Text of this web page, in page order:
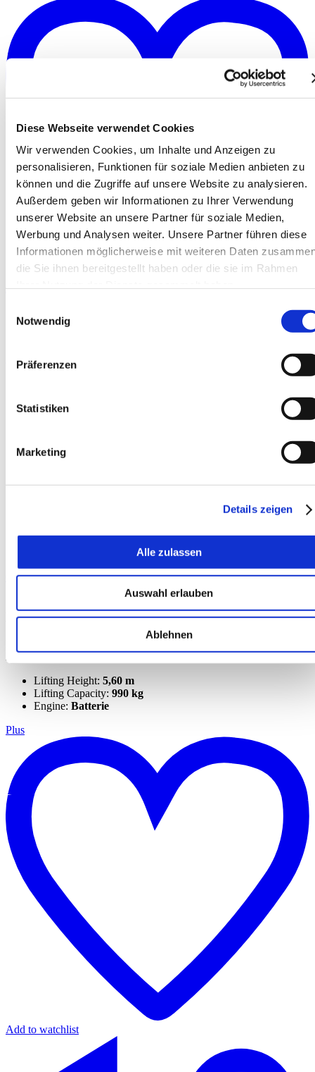
Diese Webseite verwendet Cookies
Wir verwenden Cookies, um Inhalte und Anzeigen zu
personalisieren, Funktionen für soziale Medien anbieten zu
können und die Zugriffe auf unsere Website zu analysieren.
Außerdem geben wir Informationen zu Ihrer Verwendung
unserer Website an unsere Partner für soziale Medien,
Werbung und Analysen weiter. Unsere Partner führen diese
Informationen möglicherweise mit weiteren Daten
die Sie ihnen bereitgestellt haben oder die sie im Rahmen
Notwendig
Präferenzen
Statistiken
Marketing
Details zeigen
Alle zulassen
Auswahl erlauben
Ablehnen
Add to watchlist
Comparer
M-Crane 1030 RT
ALMAC
Lifting Height: 5,60 m
Lifting Capacity: 990 kg
Engine: Batterie
Plus
Add to watchlist